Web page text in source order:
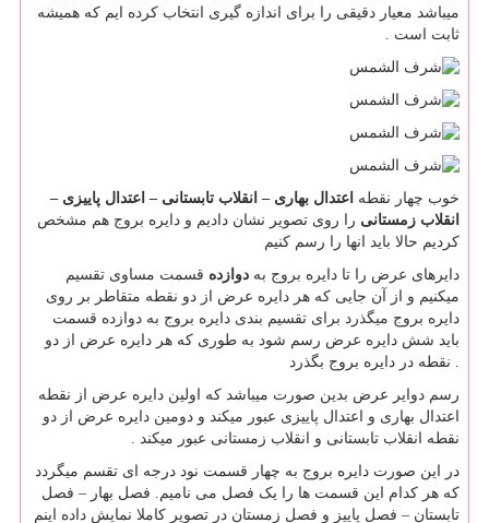
میباشد معیار دقیقی را برای اندازه گیری انتخاب کرده ایم که همیشه
ثابت است .
خوب چهار نقطه اعتدال بهاری – انقلاب تابستانی – اعتدال پاییزی –
انقلاب زمستانی را روی تصویر نشان دادیم و دایره بروج هم مشخص
کردیم حالا باید انها را رسم کنیم
دایرهای عرض را تا دایره بروج به دوازده قسمت مساوی تقسیم
میکنیم و از آن جایی که هر دایره عرض از دو نقطه متقاطر بر روی
دایره بروج میگذرد برای تقسیم بندی دایره بروج به دوازده قسمت
باید شش دایره عرض رسم شود به طوری که هر دایره عرض از دو
رسم دوایر عرض بدین صورت میباشد که اولین دایره عرض از نقطه
اعتدال بهاری و اعتدال پاییزی عبور میکند و دومین دایره عرض از دو
نقطه انقلاب تابستانی و انقلاب زمستانی عبور میکند .
در این صورت دایره بروج به چهار قسمت نود درجه ای تقسم میگردد
که هر کدام این قسمت ها را یک فصل می نامیم. فصل بهار – فصل
تابستان – فصل پاییز و فصل زمستان در تصویر کاملا نمایش داده اینم